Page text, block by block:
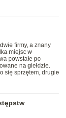
firmy, a znany
miejsc w
powstałe po
na giełdzie.
się sprzętem, drugie